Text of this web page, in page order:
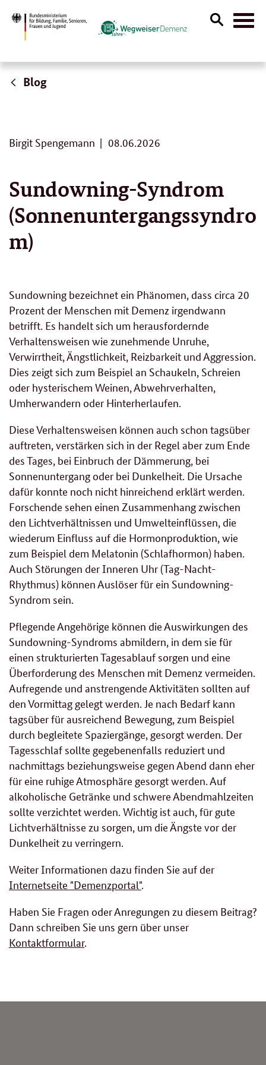
Suche
Blog
Birgit Spengemann 08.06.2026
6
.
2
0
Sundowning-Syndrom
(Sonnenuntergangssyndro
m)
Sundowning bezeichnet ein Phänomen, dass circa 20
Prozent der Menschen mit Demenz irgendwann
betrifft. Es handelt sich um herausfordernde
Verhaltensweisen wie zunehmende Unruhe,
Verwirrtheit, Ängstlichkeit, Reizbarkeit und Aggression.
Dies zeigt sich zum Beispiel an Schaukeln, Schreien
oder hysterischem Weinen, Abwehrverhalten,
Umherwandern oder Hinterherlaufen.
Diese Verhaltensweisen können auch schon tagsüber
auftreten, verstärken sich in der Regel aber zum Ende
des Tages, bei Einbruch der Dämmerung, bei
Sonnenuntergang oder bei Dunkelheit. Die Ursache
dafür konnte noch nicht hinreichend erklärt werden.
Forschende sehen einen Zusammenhang zwischen
den Lichtverhältnissen und Umwelteinflüssen, die
wiederum Einfluss auf die Hormonproduktion, wie
zum Beispiel dem Melatonin (Schlafhormon) haben.
Auch Störungen der Inneren Uhr (Tag-Nacht-
Rhythmus) können Auslöser für ein Sundowning-
Syndrom sein.
Pflegende Angehörige können die Auswirkungen des
Sundowning-Syndroms abmildern, in dem sie für
einen strukturierten Tagesablauf sorgen und eine
Überforderung des Menschen mit Demenz vermeiden.
Aufregende und anstrengende Aktivitäten sollten auf
den Vormittag gelegt werden. Je nach Bedarf kann
tagsüber für ausreichend Bewegung, zum Beispiel
durch begleitete Spaziergänge, gesorgt werden. Der
Tagesschlaf sollte gegebenenfalls reduziert und
nachmittags beziehungsweise gegen Abend dann eher
für eine ruhige Atmosphäre gesorgt werden. Auf
alkoholische Getränke und schwere Abendmahlzeiten
sollte verzichtet werden. Wichtig ist auch, für gute
Lichtverhältnisse zu sorgen, um die Ängste vor der
Dunkelheit zu verringern.
Weiter Informationen dazu finden Sie auf der
Internetseite "Demenzportal".
Haben Sie Fragen oder Anregungen zu diesem Beitrag?
Dann schreiben Sie uns gern über unser
Kontaktformular.